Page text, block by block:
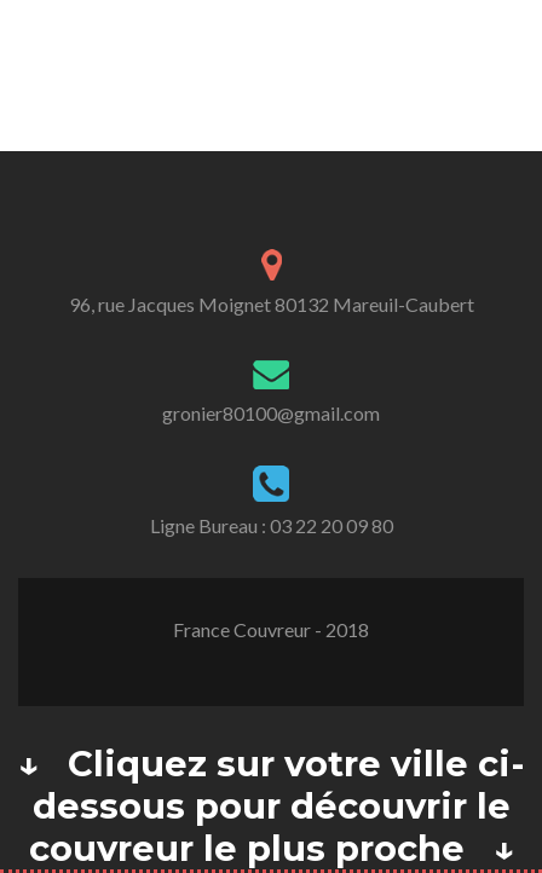
96, rue Jacques Moignet 80132 Mareuil-Caubert
gronier80100@gmail.com
Ligne Bureau : 03 22 20 09 80
France Couvreur - 2018
↓ Cliquez sur votre ville ci-
dessous pour découvrir le
couvreur le plus proche ↓